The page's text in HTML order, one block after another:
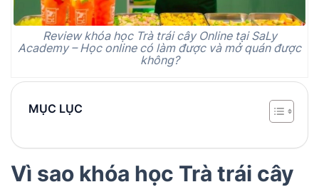
Review khóa học Trà trái cây Online tại SaLy
Academy – Học online có làm được và mở quán được
không?
MỤC LỤC
Vì sao khóa học Trà trái cây